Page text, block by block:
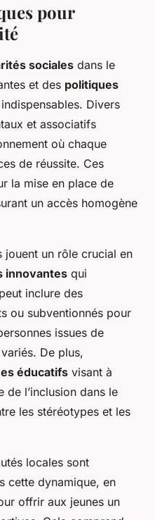
pour
sociales dans le
et des politiques
Divers
et associatifs
où chaque
de réussite. Ces
la mise en place de
un accès homogène
jouent un rôle crucial en
innovantes qui
inclure des
ou subventionnés pour
issues de
De plus,
éducatifs visant à
de l’inclusion dans le
les stéréotypes et les
locales sont
cette dynamique, en
offrir aux jeunes un